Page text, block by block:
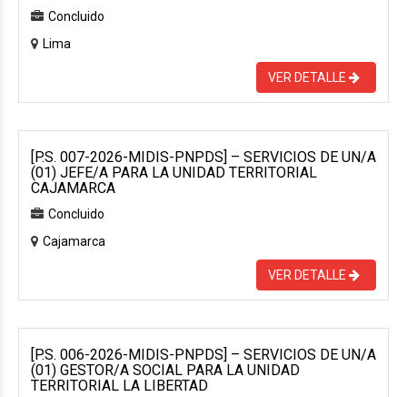
Concluido
Lima
VER DETALLE
[P.S. 007-2026-MIDIS-PNPDS] – SERVICIOS DE UN/A
(01) JEFE/A PARA LA UNIDAD TERRITORIAL
CAJAMARCA
Concluido
Cajamarca
VER DETALLE
[P.S. 006-2026-MIDIS-PNPDS] – SERVICIOS DE UN/A
(01) GESTOR/A SOCIAL PARA LA UNIDAD
TERRITORIAL LA LIBERTAD